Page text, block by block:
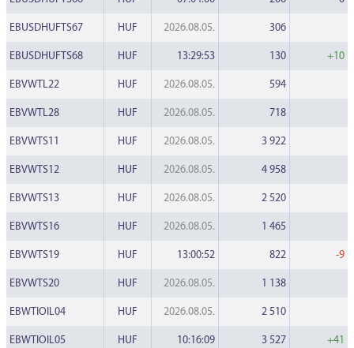
EBUSDHUFTS67 HUF 2026.08.05. 306
EBUSDHUFTS68 HUF 13:29:53 130 +10
EBVWTL22 HUF 2026.08.05. 594
EBVWTL28 HUF 2026.08.05. 718
EBVWTS11 HUF 2026.08.05. 3 922
EBVWTS12 HUF 2026.08.05. 4 958
EBVWTS13 HUF 2026.08.05. 2 520
EBVWTS16 HUF 2026.08.05. 1 465
EBVWTS19 HUF 13:00:52 822 -9
EBVWTS20 HUF 2026.08.05. 1 138
EBWTIOIL04 HUF 2026.08.05. 2 510
EBWTIOIL05 HUF 10:16:09 3 527 +41